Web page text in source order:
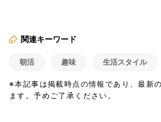
関連キーワード
朝活 趣味 生活スタイル
※本記事は掲載時点の情報であり、最新
ます。予めご了承ください。